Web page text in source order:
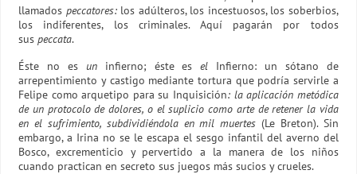
llamados peccatores:los adúlteros, los incestuosos, los soberbios,
los indiferentes, los criminales. Aquí pagarán por todos
suspeccata.
Éste no es uninfierno; éste esel Infierno: un sótano de
arrepentimiento y castigo mediante tortura que podría servirle a
Felipe como arquetipo para su Inquisición: la aplicación metódica
de un protocolo de dolores, o el suplicio como arte de retener la vida
en el sufrimiento, subdividiéndola en mil muertes(Le Breton). Sin
embargo, a Irina no se le escapa el sesgo infantil del averno del
Bosco, excrementicio y pervertido a la manera de los niños
cuando practican en secreto sus juegos más sucios y crueles.